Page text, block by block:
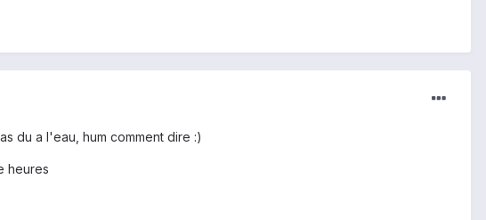
du a l'eau, hum comment dire :)
heures